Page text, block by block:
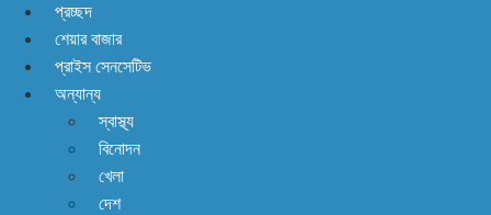
প্রচ্ছদ
শেয়ার বাজার
প্রাইস সেনসেটিভ
অন্যান্য
স্বাস্থ্য
বিনোদন
খেলা
দেশ